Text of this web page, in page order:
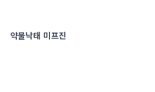
약물낙태 미프진